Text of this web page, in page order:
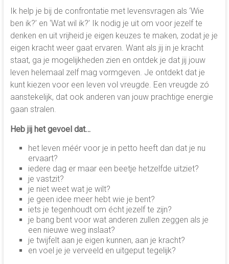
Ik help je bij de confrontatie met levensvragen als ‘Wie
ben ik?’ en ‘Wat wil ik?’ Ik nodig je uit om voor jezelf te
denken en uit vrijheid je eigen keuzes te maken, zodat je je
eigen kracht weer gaat ervaren. Want als jij in je kracht
staat, ga je mogelijkheden zien en ontdek je dat jij jouw
leven helemaal zelf mag vormgeven. Je ontdekt dat je
kunt kiezen voor een leven vol vreugde. Een vreugde zó
aanstekelijk, dat ook anderen van jouw prachtige energie
gaan stralen.
Heb jij het gevoel dat…
het leven méér voor je in petto heeft dan dat je nu
ervaart?
iedere dag er maar een beetje hetzelfde uitziet?
je vastzit?
je niet weet wat je wilt?
je geen idee meer hebt wie je bent?
iets je tegenhoudt om écht jezelf te zijn?
je bang bent voor wat anderen zullen zeggen als je
een nieuwe weg inslaat?
je twijfelt aan je eigen kunnen, aan je kracht?
en voel je je verveeld en uitgeput tegelijk?